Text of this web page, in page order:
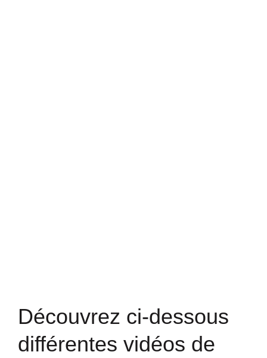
Découvrez ci-dessous
différentes vidéos de